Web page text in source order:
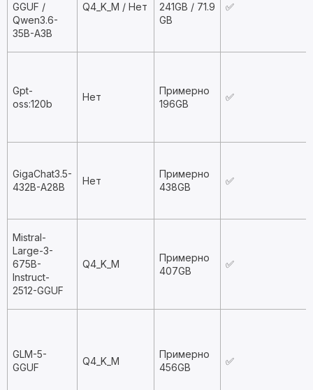
GGUF /
Qwen3.6-
35B-A3B
Q4_K_M / Нет
241GB / 71.9
GB
✅
Gpt-
oss:120b
Нет
Примерно
196GB
✅
GigaChat3.5-
432B-A28B
Нет
Примерно
438GB
✅
Mistral-
Large-3-
675B-
Instruct-
2512-GGUF
Q4_K_M
Примерно
407GB
✅
GLM-5-
GGUF
Q4_K_M
Примерно
456GB
✅